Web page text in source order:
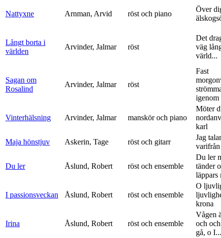
Nattyxne Arnman, Arvid röst och piano
Över
Långt borta i
världen
Arvinder, Jalmar röst
Det
väg
värld...
Sagan om
Rosalind
Arvinder, Jalmar röst
Fast
igenom
Vinterhälsning Arvinder, Jalmar manskör och piano
Möter
karl
Maja hönstjuv
Askerin, Tage röst och gitarr
Jag
Du ler Åslund, Robert röst och ensemble
Du ler
tänder
läppars
I passionsveckan Åslund, Robert röst och ensemble
O
krona
Irina Åslund, Robert röst och ensemble
Vågen
och
gå, o I...